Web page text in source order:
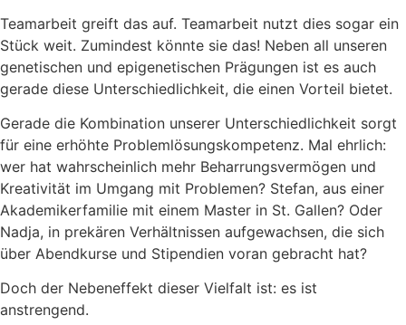
Teamarbeit greift das auf. Teamarbeit nutzt dies sogar ein
Stück weit. Zumindest könnte sie das! Neben all unseren
genetischen und epigenetischen Prägungen ist es auch
gerade diese Unterschiedlichkeit, die einen Vorteil bietet.
Gerade die Kombination unserer Unterschiedlichkeit sorgt
für eine erhöhte Problemlösungskompetenz. Mal ehrlich:
wer hat wahrscheinlich mehr Beharrungsvermögen und
Kreativität im Umgang mit Problemen? Stefan, aus einer
Akademikerfamilie mit einem Master in St. Gallen? Oder
Nadja, in prekären Verhältnissen aufgewachsen, die sich
über Abendkurse und Stipendien voran gebracht hat?
Doch der Nebeneffekt dieser Vielfalt ist: es ist
anstrengend.